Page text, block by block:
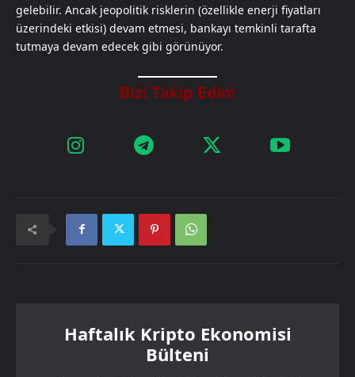
gelebilir. Ancak jeopolitik risklerin (özellikle enerji fiyatları
üzerindeki etkisi) devam etmesi, bankayı temkinli tarafta
tutmaya devam edecek gibi görünüyor.
Haftalık Kripto Ekonomisi
Bülteni